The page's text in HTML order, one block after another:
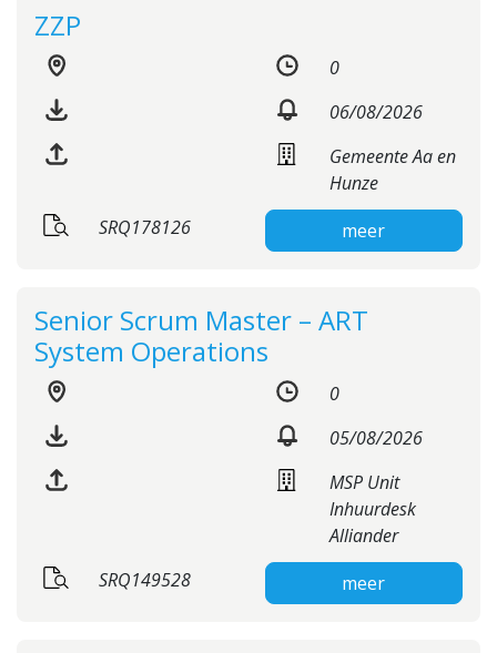
ZZP
0
06/08/2026
Gemeente Aa en
Hunze
SRQ178126
meer
Senior Scrum Master – ART
System Operations
0
05/08/2026
MSP Unit
Inhuurdesk
Alliander
SRQ149528
meer